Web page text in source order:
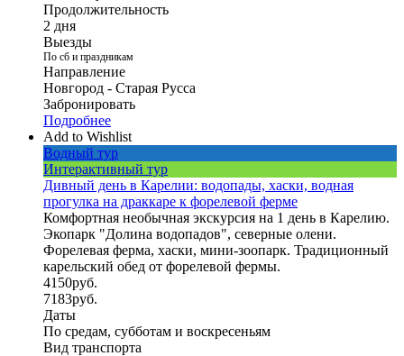
Продолжительность
2 дня
Выезды
По сб и праздникам
Направление
Новгород - Старая Русса
Забронировать
Подробнее
Add to Wishlist
Водный тур
Интерактивный тур
Дивный день в Карелии: водопады, хаски, водная
прогулка на драккаре к форелевой ферме
Комфортная необычная экскурсия на 1 день в Карелию.
Экопарк "Долина водопадов", северные олени.
Форелевая ферма, хаски, мини-зоопарк. Традиционный
карельский обед от форелевой фермы.
4150руб.
7183руб.
Даты
По средам, субботам и воскресеньям
Вид транспорта